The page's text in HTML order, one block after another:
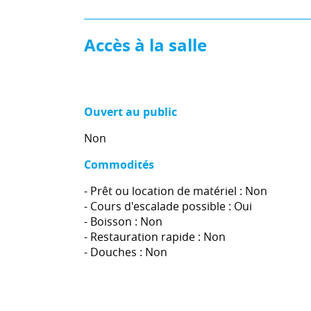
Accès à la salle
Ouvert au public
Non
Commodités
- Prêt ou location de matériel : Non
- Cours d'escalade possible : Oui
- Boisson : Non
- Restauration rapide : Non
- Douches : Non